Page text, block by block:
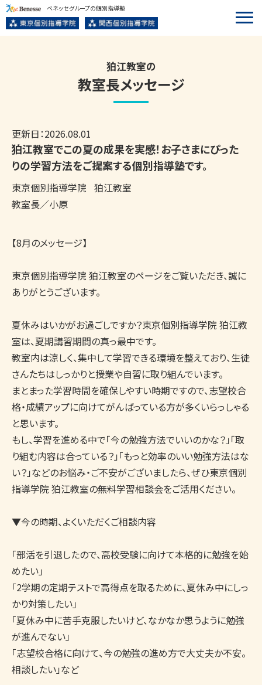
ベネッセグループの個別指導塾
狛江教室の
教室長メッセージ
更新日：2026.08.01
狛江教室でこの夏の成果を実感！お子さまにぴった
りの学習方法をご提案する個別指導塾です。
東京個別指導学院 狛江教室
教室長／小原
【8月のメッセージ】
東京個別指導学院 狛江教室のページをご覧いただき、誠に
ありがとうございます。
夏休みはいかがお過ごしですか？東京個別指導学院 狛江教
室は、夏期講習期間の真っ最中です。
教室内は涼しく、集中して学習できる環境を整えており、生徒
さんたちはしっかりと授業や自習に取り組んでいます。
まとまった学習時間を確保しやすい時期ですので、志望校合
格・成績アップに向けてがんばっている方が多くいらっしゃる
と思います。
もし、学習を進める中で「今の勉強方法でいいのかな？」「取
り組む内容は合っている？」「もっと効率のいい勉強方法はな
い？」などのお悩み・ご不安がございましたら、ぜひ東京個別
指導学院 狛江教室の無料学習相談会をご活用ください。
▼今の時期、よくいただくご相談内容
「部活を引退したので、高校受験に向けて本格的に勉強を始
めたい」
「2学期の定期テストで高得点を取るために、夏休み中にしっ
かり対策したい」
「夏休み中に苦手克服したいけど、なかなか思うように勉強
が進んでない」
「志望校合格に向けて、今の勉強の進め方で大丈夫か不安。
相談したい」など